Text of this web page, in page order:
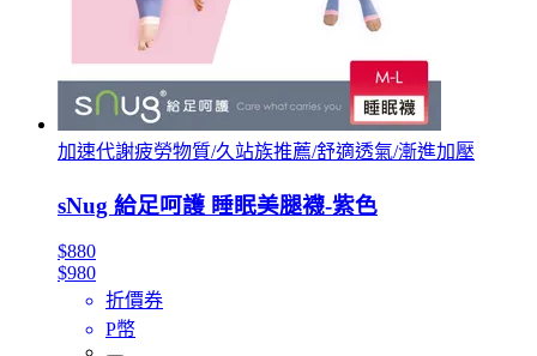
加速代謝疲勞物質/久站族推薦/舒適透氣/漸進加壓
sNug 給足呵護 睡眠美腿襪-紫色
$880
$980
折價券
P幣